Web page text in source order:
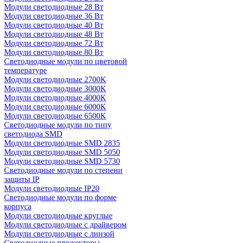
Модули светодиодные 28 Вт
Модули светодиодные 36 Вт
Модули светодиодные 40 Вт
Модули светодиодные 48 Вт
Модули светодиодные 72 Вт
Модули светодиодные 80 Вт
Светодиодные модули по цветовой
температуре
Модули светодиодные 2700К
Модули светодиодные 3000К
Модули светодиодные 4000К
Модули светодиодные 6000К
Модули светодиодные 6500К
Светодиодные модули по типу
светодиода SMD
Модули светодиодные SMD 2835
Модули светодиодные SMD 5050
Модули светодиодные SMD 5730
Светодиодные модули по степени
защиты IP
Модули светодиодные IP20
Светодиодные модули по форме
корпуса
Модули светодиодные круглые
Модули светодиодные с драйвером
Модули светодиодные с линзой